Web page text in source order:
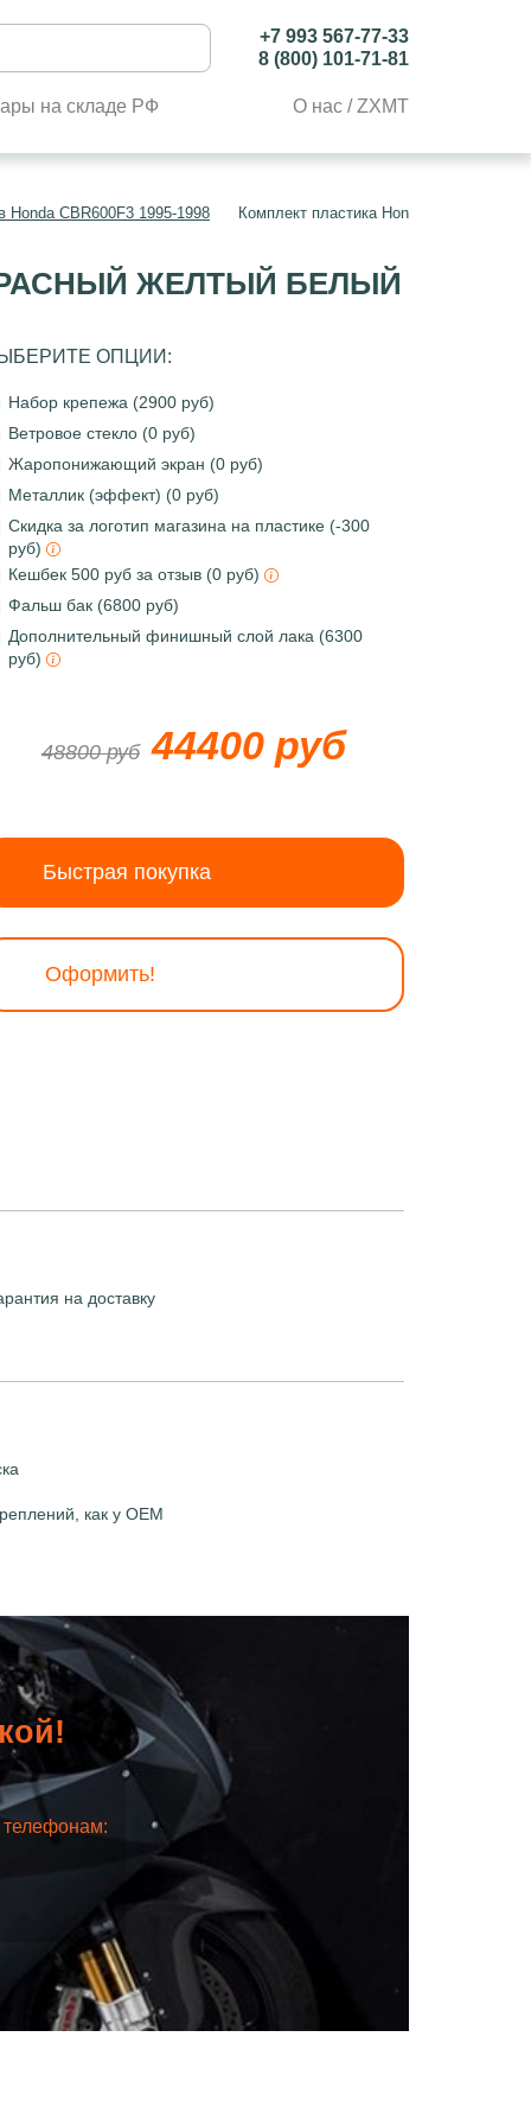
+7 993 567-77-33
8 (800) 101-71-81
на складе РФ О нас / ZXMT
Honda CBR600F3 1995-1998 Комплект пластика Honda CBR600F3
КРАСНЫЙ ЖЕЛТЫЙ БЕЛЫЙ
ОПЦИИ:
Набор крепежа (2900 руб)
Ветровое стекло (0 руб)
Жаропонижающий экран (0 руб)
Металлик (эффект) (0 руб)
Скидка за логотип магазина на пластике (-300
руб)
Кешбек 500 руб за отзыв (0 руб)
Фальш бак (6800 руб)
Дополнительный финишный слой лака (6300
руб)
48800 руб 44400 руб
Быстрая покупка
Оформить!
на доставку
как у OEM
телефонам: